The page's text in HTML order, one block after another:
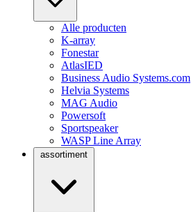
Alle producten
K-array
Fonestar
AtlasIED
Business Audio Systems.com
Helvia Systems
MAG Audio
Powersoft
Sportspeaker
WASP Line Array
assortiment